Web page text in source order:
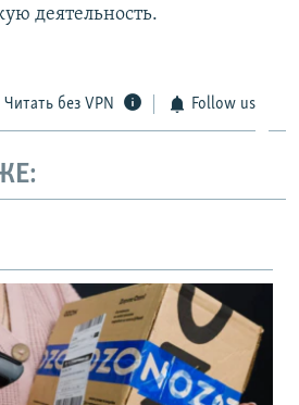
деятельность.
Читать без VPN Follow us